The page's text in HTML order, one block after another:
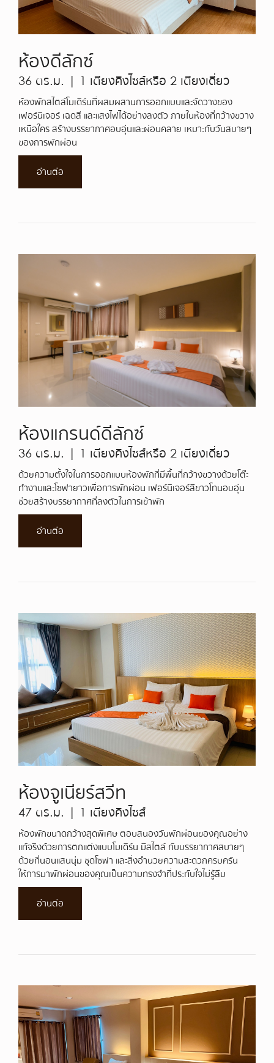
ห้องดีลักซ์
36 ตร.ม. | 1 เตียงคิงไซส์หรือ 2 เตียงเดี่ยว
ห้องพักสไตล์โมเดิร์นที่ผสมผสานการออกแบบและจัดวางของ
เฟอร์นิเจอร์ เฉดสี และแสงไฟได้อย่างลงตัว ภายในห้องที่กว้างขวาง
เหนือใคร สร้างบรรยากาศอบอุ่นและผ่อนคลาย เหมาะกับวันสบายๆ
ของการพักผ่อน
อ่านต่อ
ห้องแกรนด์ดีลักซ์
36 ตร.ม. | 1 เตียงคิงไซส์หรือ 2 เตียงเดี่ยว
ด้วยความตั้งใจในการออกแบบห้องพักที่มีพื้นที่กว้างขวางด้วยโต๊ะ
ทำงานและโซฟายาวเพื่อการพักผ่อน เฟอร์นิเจอร์สีขาวโทนอบอุ่น
ช่วยสร้างบรรยากาศที่ลงตัวในการเข้าพัก
อ่านต่อ
ห้องจูเนียร์สวีท
47 ตร.ม. | 1 เตียงคิงไซส์
ห้องพักขนาดกว้างสุดพิเศษ ตอบสนองวันพักผ่อนของคุณอย่าง
แท้จริงด้วยการตกแต่งแบบโมเดิร์น มีสไตล์ กับบรรยากาศสบายๆ
ด้วยที่นอนแสนนุ่ม ชุดโซฟา และสิ่งอำนวยความสะดวกครบครัน
ให้การมาพักผ่อนของคุณเป็นความทรงจำที่ประทับใจไม่รู้ลืม
อ่านต่อ